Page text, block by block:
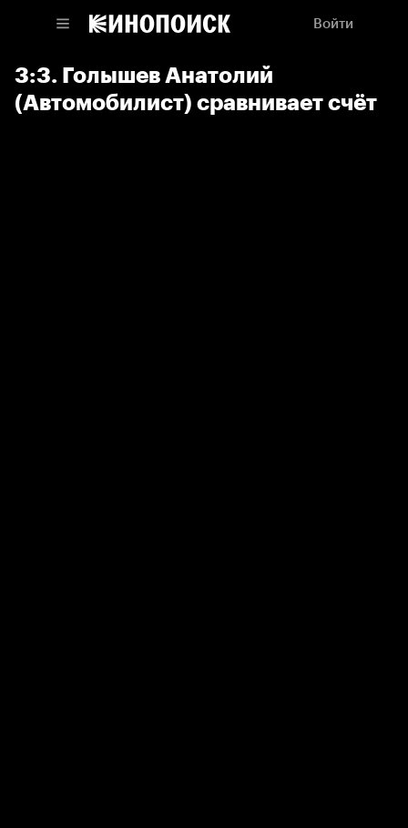
Войти
3:3. Голышев Анатолий
(Автомобилист) сравнивает счёт